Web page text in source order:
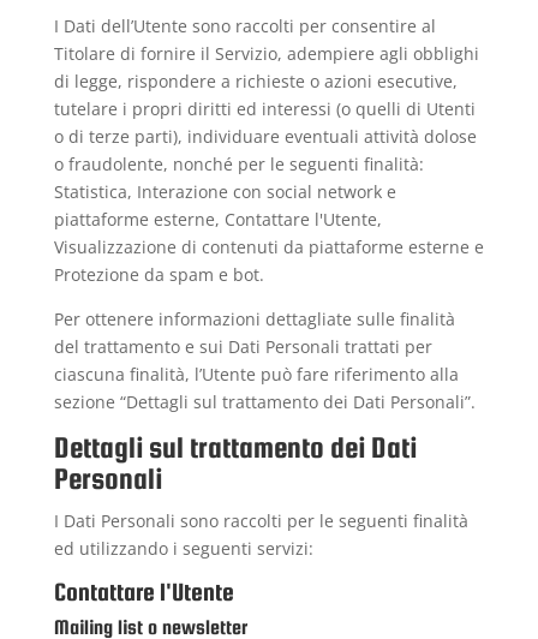
I Dati dell’Utente sono raccolti per consentire al
Titolare di fornire il Servizio, adempiere agli obblighi
di legge, rispondere a richieste o azioni esecutive,
tutelare i propri diritti ed interessi (o quelli di Utenti
o di terze parti), individuare eventuali attività dolose
o fraudolente, nonché per le seguenti finalità:
Statistica, Interazione con social network e
piattaforme esterne, Contattare l'Utente,
Visualizzazione di contenuti da piattaforme esterne e
Protezione da spam e bot.
Per ottenere informazioni dettagliate sulle finalità
del trattamento e sui Dati Personali trattati per
ciascuna finalità, l’Utente può fare riferimento alla
sezione “Dettagli sul trattamento dei Dati Personali”.
Dettagli sul trattamento dei Dati
Personali
I Dati Personali sono raccolti per le seguenti finalità
ed utilizzando i seguenti servizi:
Contattare l'Utente
Mailing list o newsletter